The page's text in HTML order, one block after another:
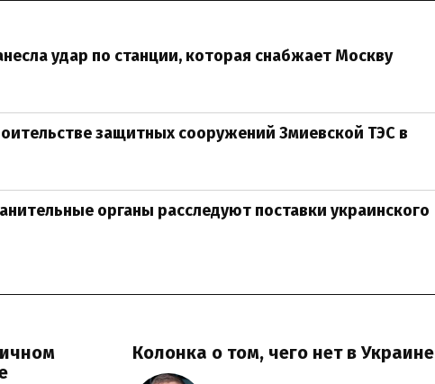
удар по станции, которая снабжает Москву
защитных сооружений Змиевской ТЭС в
органы расследуют поставки украинского
Колонка о том, чего нет в Украине